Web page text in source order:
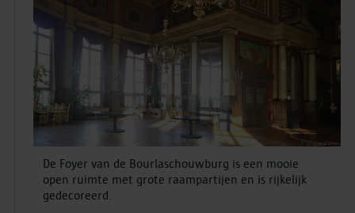
De Foyer van de Bourlaschouwburg is een mooie
open ruimte met grote raampartijen en is rijkelijk
gedecoreerd.